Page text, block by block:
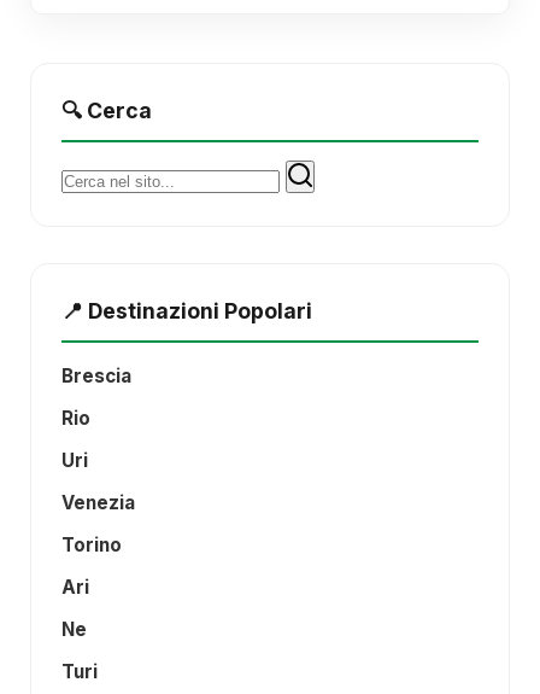
🔍 Cerca
Cerca:
📍 Destinazioni Popolari
Brescia
Rio
Uri
Venezia
Torino
Ari
Ne
Turi